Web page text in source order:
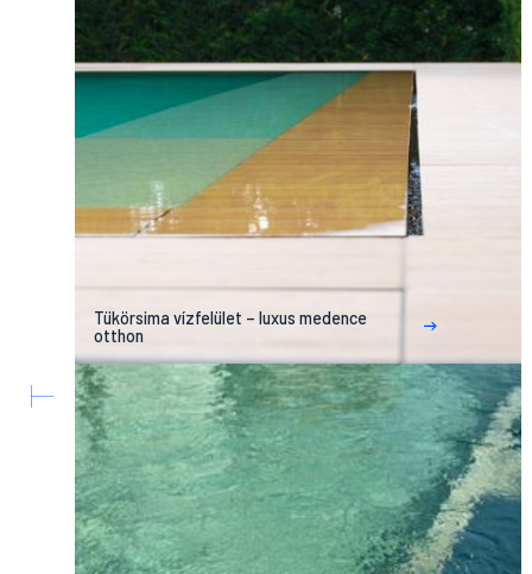
Tükörsima vízfelület – luxus medence
otthon